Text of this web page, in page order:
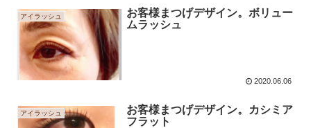
アイラッシュ
お客様まつげデザイン。ボリュー
ムラッシュ
2020.06.06
アイラッシュ
お客様まつげデザイン。カシミア
フラット